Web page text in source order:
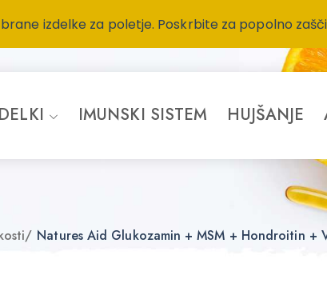
IMUNSKI SISTEM HUJŠANJE
/ Natures Aid Glukozamin + MSM + Hondroitin +
izdelke za poletje. Poskrbite za popolno